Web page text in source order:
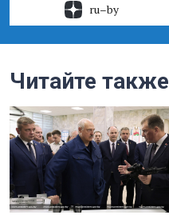
ru–by
Читайте также